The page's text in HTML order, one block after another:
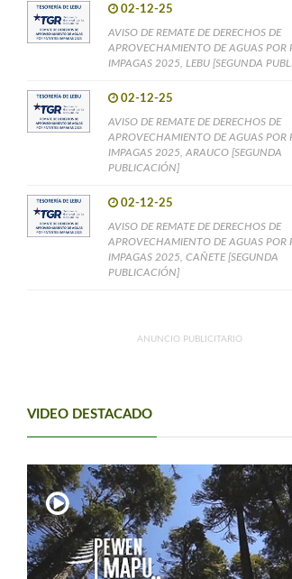
02-12-25
AVISO DE REMATE DE DERECHOS DE
APROVECHAMIENTO DE AGUAS POR
IMPAGAS 2025, LEBU [SEGUNDA
02-12-25
AVISO DE REMATE DE DERECHOS DE
APROVECHAMIENTO DE AGUAS POR
IMPAGAS 2025, ARAUCO [SEGUNDA
PUBLICACIÓN]
02-12-25
AVISO DE REMATE DE DERECHOS DE
APROVECHAMIENTO DE AGUAS POR
IMPAGAS 2025, CAÑETE [SEGUNDA
PUBLICACIÓN]
ANUNCIO PUBLICITARIO
VIDEO DESTACADO